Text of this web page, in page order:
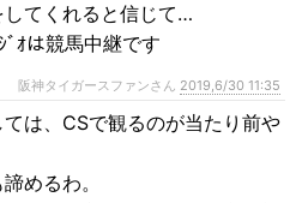
してくれると信じて…
ﾞｵは競馬中継です
阪神タイガースファンさん 2019,6/30 11:35
は、CSで観るのが当たり前や
めるわ。